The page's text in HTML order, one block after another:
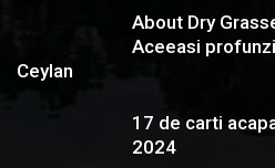
About Dry
Aceeasi
Ceylan
17 de carti
2024